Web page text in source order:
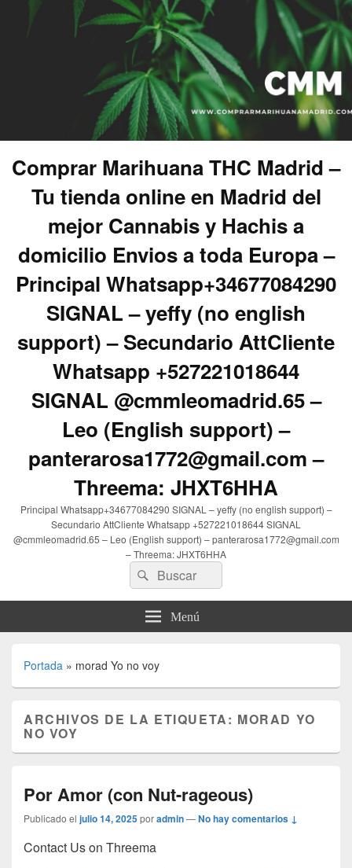
Comprar Marihuana THC Madrid –
Tu tienda online en Madrid del
mejor Cannabis y Hachis a
domicilio Envios a toda Europa –
Principal Whatsapp+34677084290
SIGNAL – yeffy (no english
support) – Secundario AttCliente
Whatsapp +527221018644
SIGNAL @cmmleomadrid.65 –
Leo (English support) –
panterarosa1772@gmail.com –
Threema: JHXT6HHA
Principal Whatsapp+34677084290 SIGNAL – yeffy (no english support) –
Secundario AttCliente Whatsapp +527221018644 SIGNAL
@cmmleomadrid.65 – Leo (English support) – panterarosa1772@gmail.com
– Threema: JHXT6HHA
Buscar
por:
Buscar
Menú
Portada » morad Yo no voy
ARCHIVOS DE LA ETIQUETA: MORAD YO
NO VOY
Por Amor (con Nut-rageous)
Publicado el julio 14, 2025poradmin—No hay comentarios ↓
Contact Us on Threema